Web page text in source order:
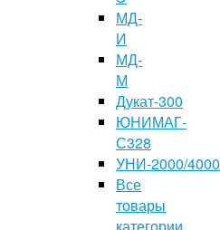
МД-
И
МД-
М
Дукат-300
ЮНИМАГ-
С328
УНИ-2000/4000
Все
товары